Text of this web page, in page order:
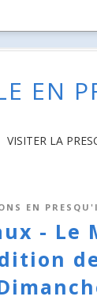
EN
VISITER LA
EN
- Le